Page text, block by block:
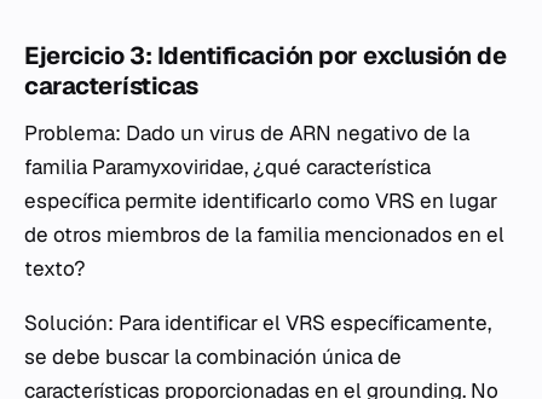
Ejercicio 3: Identificación por exclusión de
características
Problema: Dado un virus de ARN negativo de la
familia Paramyxoviridae, ¿qué característica
específica permite identificarlo como VRS en lugar
de otros miembros de la familia mencionados en el
texto?
Solución: Para identificar el VRS específicamente,
se debe buscar la combinación única de
características proporcionadas en el grounding. No